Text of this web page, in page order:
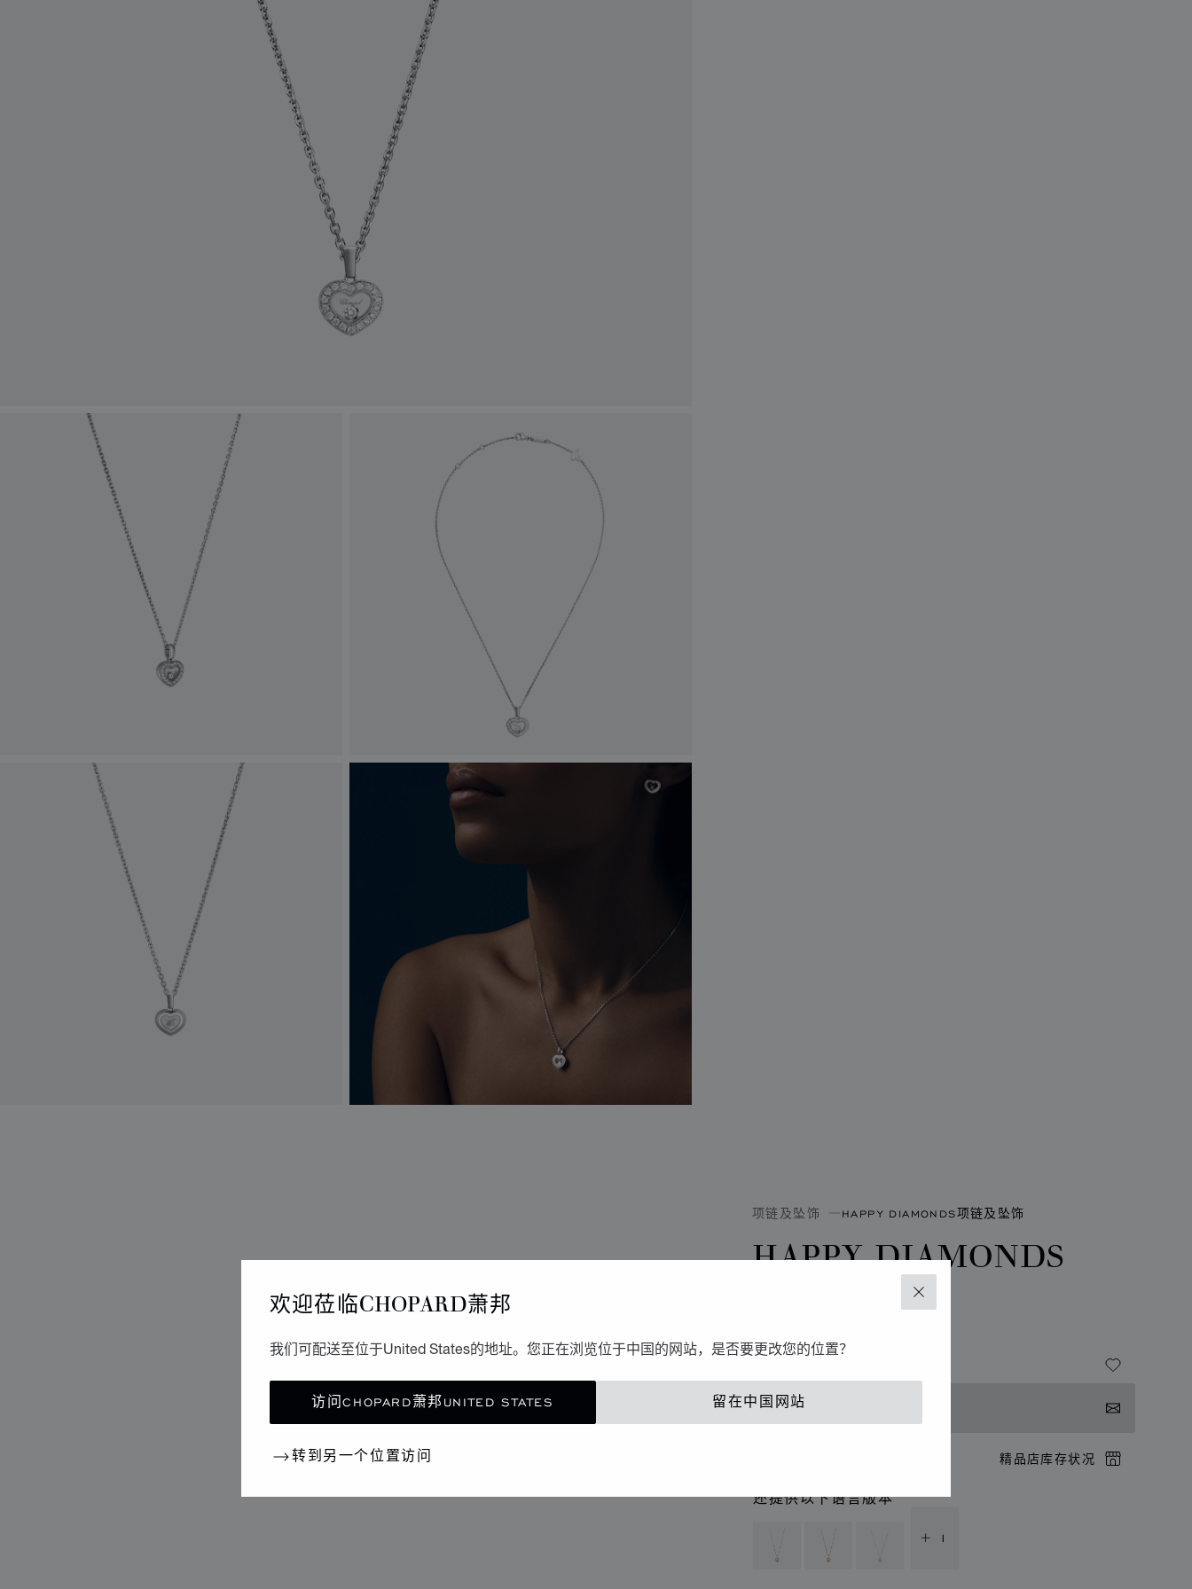
关闭
欢迎莅临CHOPARD萧邦
我们可配送至位于United States的地址。您正在浏览位于中国的网站，是否要更改您的位置？
访问CHOPARD萧邦UNITED STATES 留在中国网站
转到另一个位置访问
项链及坠饰 HAPPY DIAMONDS项链及坠饰
HAPPY DIAMONDS
联系我们
精品店库存状况
还提供以下语言版本
+ 1